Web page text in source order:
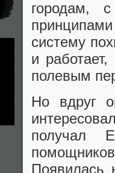
городам,
систему
и
полевым
Но вдруг
получал
Появилась